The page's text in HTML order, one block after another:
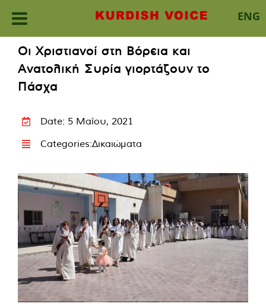
ENG
content
Οι Χριστιανοί στη Βόρεια και
Ανατολική Συρία γιορτάζουν το
Πάσχα
Date: 5 Μαΐου, 2021
Categories:Δικαιώματα